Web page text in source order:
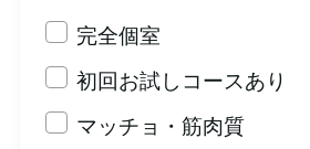
完全個室
初回お試しコースあり
マッチョ・筋肉質